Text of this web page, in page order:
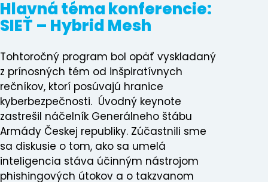
Hlavná téma konferencie:
SIEŤ – Hybrid Mesh
Tohtoročný program bol opäť vyskladaný
z prínosných tém od inšpiratívnych
rečníkov, ktorí posúvajú hranice
kyberbezpečnosti. Úvodný keynote
zastrešil náčelník Generálneho štábu
Armády Českej republiky. Zúčastnili sme
sa diskusie o tom, ako sa umelá
inteligencia stáva účinným nástrojom
phishingových útokov a o takzvanom